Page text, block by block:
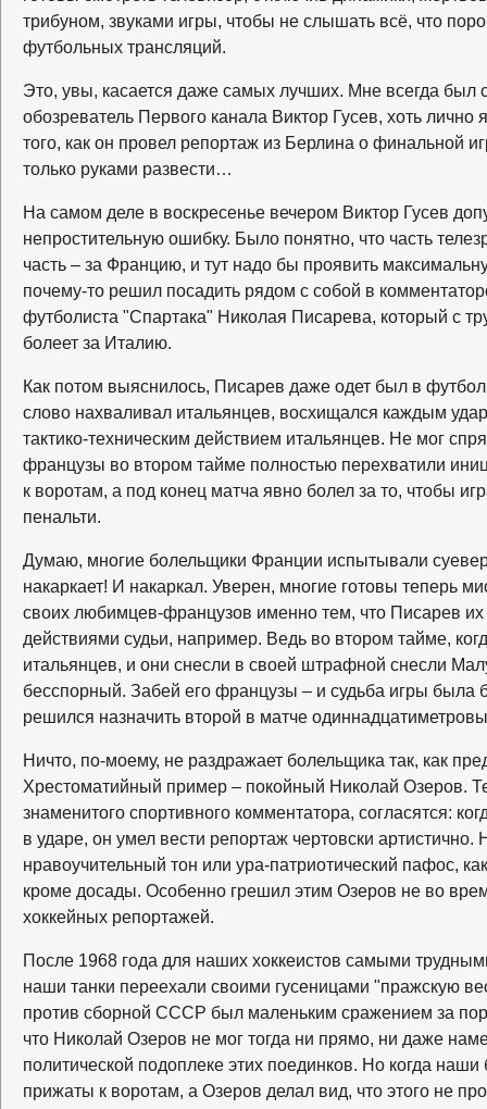
трибуном, звуками игры, чтобы не слышать всё, что
футбольных трансляций.
Это, увы, касается даже самых лучших. Мне всегда был
обозреватель Первого канала Виктор Гусев, хоть лично
того, как он провел репортаж из Берлина о финальной
только руками развести…
На самом деле в воскресенье вечером Виктор Гусев
непростительную ошибку. Было понятно, что часть
часть – за Францию, и тут надо бы проявить
почему-то решил посадить рядом с собой в
футболиста "Спартака" Николая Писарева, который с
болеет за Италию.
Как потом выяснилось, Писарев даже одет был в
слово нахваливал итальянцев, восхищался каждым
тактико-техническим действием итальянцев. Не мог
французы во втором тайме полностью перехватили
к воротам, а под конец матча явно болел за то, чтобы
пенальти.
Думаю, многие болельщики Франции испытывали
накаркает! И накаркал. Уверен, многие готовы теперь
своих любимцев-французов именно тем, что Писарев их
действиями судьи, например. Ведь во втором тайме,
итальянцев, и они снесли в своей штрафной снесли
бесспорный. Забей его французы – и судьба игры была
решился назначить второй в матче
Ничто, по-моему, не раздражает болельщика так, как
Хрестоматийный пример – покойный Николай Озеров.
знаменитого спортивного комментатора, согласятся:
в ударе, он умел вести репортаж чертовски артистично.
нравоучительный тон или ура-патриотический пафос,
кроме досады. Особенно грешил этим Озеров не во
хоккейных репортажей.
После 1968 года для наших хоккеистов самыми
наши танки переехали своими гусеницами "пражскую
против сборной СССР был маленьким сражением за
что Николай Озеров не мог тогда ни прямо, ни даже
политической подоплеке этих поединков. Но когда
прижаты к воротам, а Озеров делал вид, что этого не